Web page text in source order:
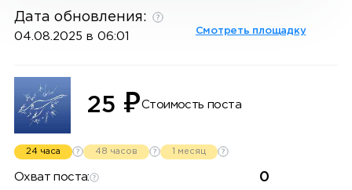
Дата обновления:
04.08.2025 в 06:01 Смотреть площадку
25 ₽Стоимость поста
24 часа 48 часов 1 месяц
Охват поста: 0